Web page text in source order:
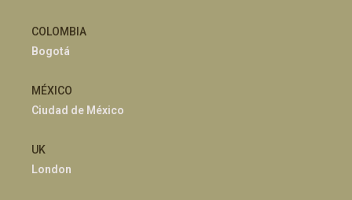
COLOMBIA
Bogotá
MÉXICO
Ciudad de México
UK
London